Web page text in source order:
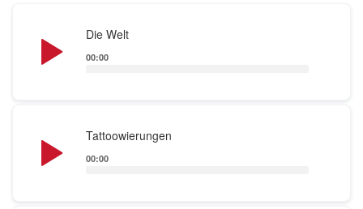
Die Welt
Player
00:00
Tattoowierungen
Player
00:00